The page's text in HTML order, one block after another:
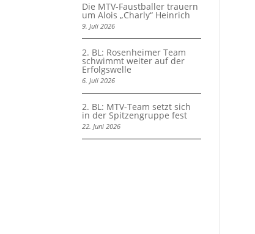
Die MTV-Faustballer trauern
um Alois „Charly“ Heinrich
9. Juli 2026
2. BL: Rosenheimer Team
schwimmt weiter auf der
Erfolgswelle
6. Juli 2026
2. BL: MTV-Team setzt sich
in der Spitzengruppe fest
22. Juni 2026